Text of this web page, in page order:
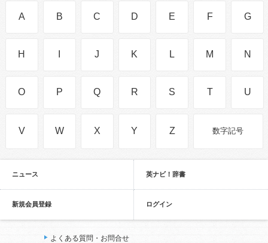
A B C D E F G
H J K L M N
O P Q R S T U
V W X Y Z 数字記号
ニュース 英ナビ！辞書
新規会員登録 ログイン
よくある質問・お問合せ